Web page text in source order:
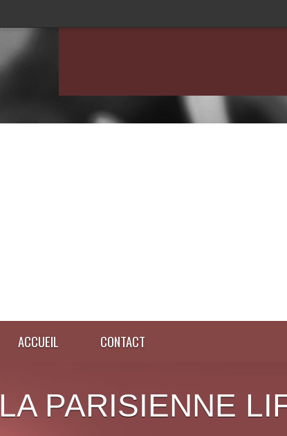
ACCUEIL CONTACT
LA PARISIENNE